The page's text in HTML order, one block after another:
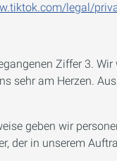
legal/
Ziffer 3.
sehr am Herzen.
geben wir
der in unserem